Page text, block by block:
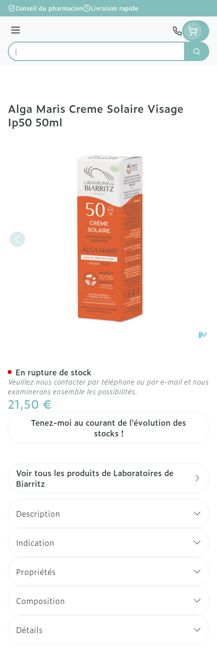
Aller au contenu
Conseil du pharmacien Livraison rapide
Menu
Rechercher
Alga Maris Creme Solaire Visage
Ip50 50ml
21,50 €
Tenez-moi au courant de l'évolution des
stocks !
En rupture de stock
Veuillez nous contacter par téléphone ou par e-mail et nous
examinerons ensemble les possibilités.
Voir tous les produits de Laboratoires de
Biarritz
Description
Indication
Propriétés
Composition
Détails